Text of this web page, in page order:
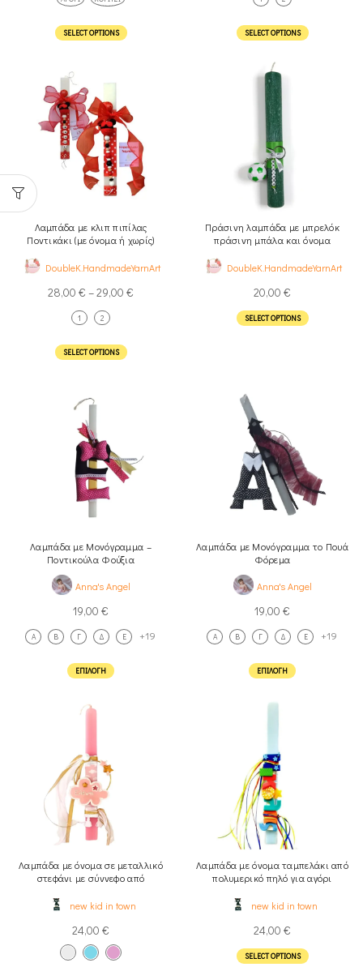
SELECT OPTIONS SELECT OPTIONS
Λαμπάδα με κλιπ πιπίλας
Ποντικάκι (με όνομα ή χωρίς)
DoubleK.HandmadeYarnArt
28,00 € –29,00 €
1 2
SELECT OPTIONS
Πράσινη λαμπάδα με μπρελόκ
πράσινη μπάλα και όνομα
DoubleK.HandmadeYarnArt
20,00 €
SELECT OPTIONS
Λαμπάδα με Μονόγραμμα –
Ποντικούλα Φούξια
Anna's Angel
19,00 €
A Β Γ Δ Ε +19
ΕΠΙΛΟΓΉ
Λαμπάδα με Μονόγραμμα το Πουά
Φόρεμα
Anna's Angel
19,00 €
A Β Γ Δ Ε +19
ΕΠΙΛΟΓΉ
Λαμπάδα με όνομα σε μεταλλικό
στεφάνι με σύννεφο από
new kid in town
24,00 €
Λαμπάδα με όνομα ταμπελάκι από
πολυμερικό πηλό για αγόρι
new kid in town
24,00 €
SELECT OPTIONS